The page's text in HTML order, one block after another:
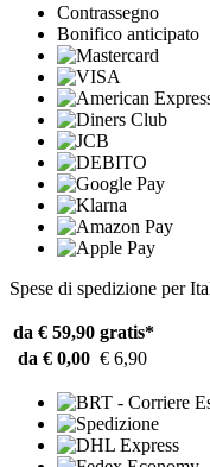
Contrassegno
Bonifico anticipato
Spese di spedizione per
da € 59,90 gratis*
da € 0,00 € 6,90